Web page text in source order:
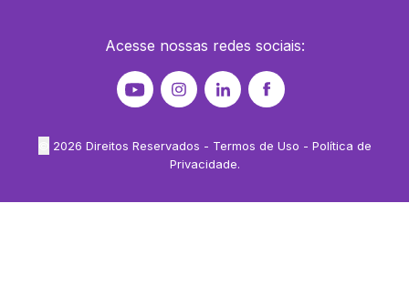
Acesse nossas redes sociais:
2026 Direitos Reservados - Termos de Uso - Política de
Privacidade.